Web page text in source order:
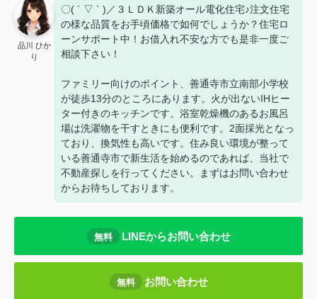
品川 ひか
り
〇( ´ ▽ ` )／３ＬＤＫ新築オール電化住宅♪注文住宅
の様な品質をお手頃価格で如何でしょうか？住宅ロ
ーンサポート中！お借入れ不安な方でも是非一度ご
相談下さい！
ファミリー向けのポイント、善通寺市立南部小学校
が徒歩13分のところにあります。火が出ないIHヒー
ター付きのキッチンです。浴室乾燥機のあるお風呂
場は洗濯物を干すときにも便利です。2面採光となっ
ており、換気性も高いです。住み良い環境が整って
いる善通寺市で新生活を始めるのであれば、当社で
不動産探しを行ってください。まずはお問い合わせ
からお待ちしております。
無料 LINEからお問い合わせ
無料 お問い合わせ